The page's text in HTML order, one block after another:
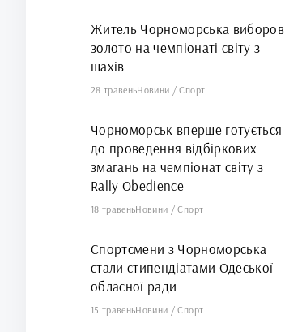
Житель Чорноморська виборов
золото на чемпіонаті світу з
шахів
28 травеньНовини /Спорт
Чорноморськ вперше готується
до проведення відбіркових
змагань на чемпіонат світу з
Rally Obedience
18 травеньНовини /Спорт
Спортсмени з Чорноморська
стали стипендіатами Одеської
обласної ради
15 травеньНовини /Спорт